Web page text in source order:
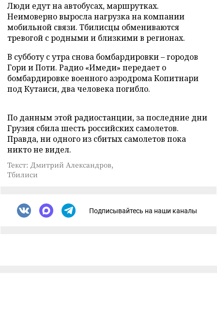
Люди едут на автобусах, маршрутках.
Неимоверно выросла нагрузка на компании
мобильной связи. Тбилисцы обмениваются
тревогой с родными и близкими в регионах.
В субботу с утра снова бомбардировки – городов
Гори и Поти. Радио «Имеди» передает о
бомбардировке военного аэродрома Копитнари
под Кутаиси, два человека погибло.
По данным этой радиостанции, за последние дни
Грузия сбила шесть российских самолетов.
Правда, ни одного из сбитых самолетов пока
никто не видел.
Текст: Дмитрий Александров,
Тбилиси
Подписывайтесь на наши каналы